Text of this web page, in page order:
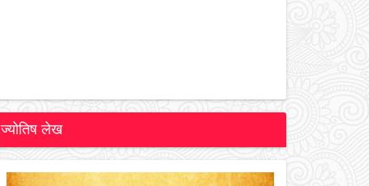
ज्योतिष लेख